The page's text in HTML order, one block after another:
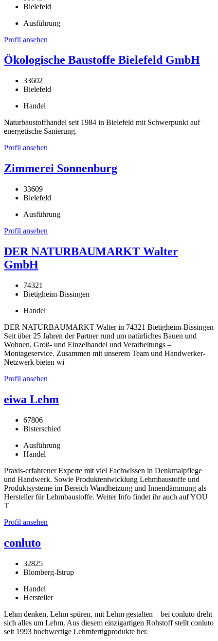
Bielefeld
Ausführung
Profil ansehen
Ökologische Baustoffe Bielefeld GmbH
33602
Bielefeld
Handel
Naturbaustoffhandel seit 1984 in Bielefeld mit Schwerpunkt auf
energetische Sanierung.
Profil ansehen
Zimmerei Sonnenburg
33609
Bielefeld
Ausführung
Profil ansehen
DER NATURBAUMARKT Walter
GmbH
74321
Bietigheim-Bissingen
Handel
DER NATURBAUMARKT Walter in 74321 Bietigheim-Bissingen
Seit über 25 Jahren der Partner rund um natürliches Bauen und
Wohnen. Groß- und Einzelhandel und Verarbeitungs –
Montageservice. Zusammen mit unserem Team und Handwerker-
Netzwerk bieten wi
Profil ansehen
eiwa Lehm
67806
Bisterschied
Ausführung
Handel
Praxis-erfahrener Experte mit viel Fachwissen in Denkmalpflege
und Handwerk. Sowie Produktentwicklung Lehmbaustoffe und
Produktsysteme im Bereich Wandheizung und Innendämmung als
Hersteller für Lehmbaustoffe. Weiter Info findet ihr auch auf YOU
T
Profil ansehen
conluto
32825
Blomberg-Istrup
Handel
Hersteller
Lehm denken, Lehm spüren, mit Lehm gestalten – bei conluto dreht
sich alles um Lehm. Aus diesem einzigartigen Rohstoff stellt conluto
seit 1993 hochwertige Lehmfertigprodukte her.